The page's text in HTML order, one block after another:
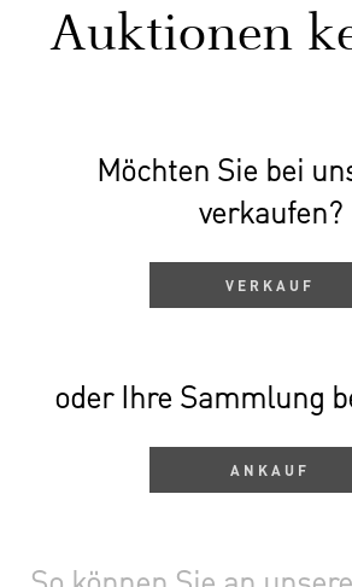
Auktionen
Möchten Sie bei
verkaufen?
VERKAUF
oder Ihre Sammlung
ANKAUF